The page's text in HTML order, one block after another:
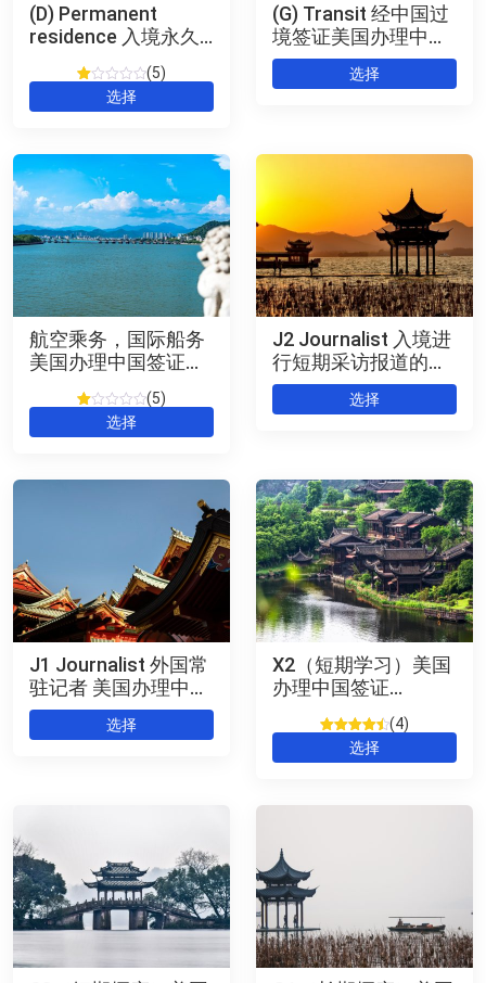
(D) Permanent
residence 入境永久
中国签证 Chinese
Visa
已
有
位
客
户
进
行
了
5
选择
(G) Transit 经中国过
境签证美国办理中国
签证 Chinese Visa
选择
航空乘务，国际船务
美国办理中国签证
(US)
已
价
5
选择
J2 Journalist 入境进
行短期采访报道的外
国记者 美国办理中国
签证
选择
J1 Journalist 外国常
驻记者 美国办理中国
签证
选择
X2（短期学习）美国
办理中国签证
评级4.5/
5，已有
2
4
选择